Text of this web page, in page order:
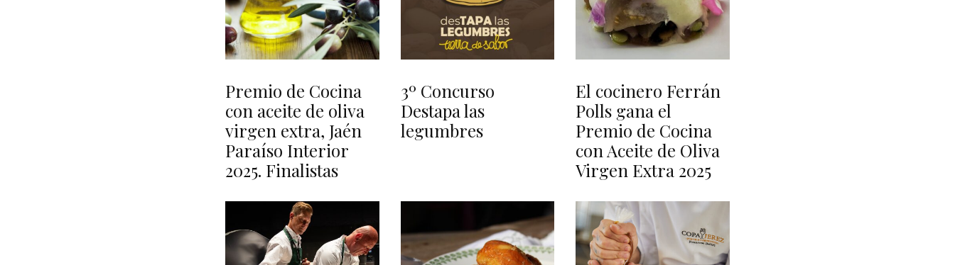
Premio de Cocina
con aceite de oliva
virgen extra, Jaén
Paraíso Interior
2025. Finalistas
3º Concurso
Destapa las
legumbres
El cocinero Ferrán
Polls gana el
Premio de Cocina
con Aceite de Oliva
Virgen Extra 2025